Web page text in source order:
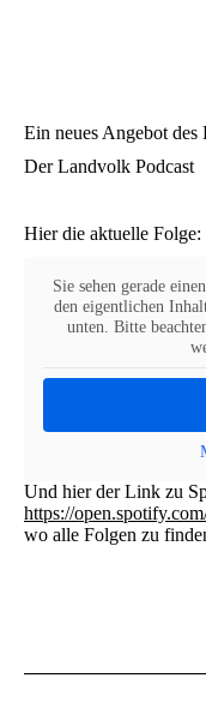
Ein neues Angebot
Der Landvolk Podcast
Hier die aktuelle Folge:
Sie sehen gerade
den eigentlichen
unten. Bitte
Und hier der Link zu
https://
wo alle Folgen zu